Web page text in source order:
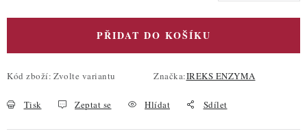
PŘIDAT DO KOŠÍKU
Kód zboží: Zvolte variantu Značka:IREKS ENZYMA
Tisk Zeptat se Hlídat Sdílet